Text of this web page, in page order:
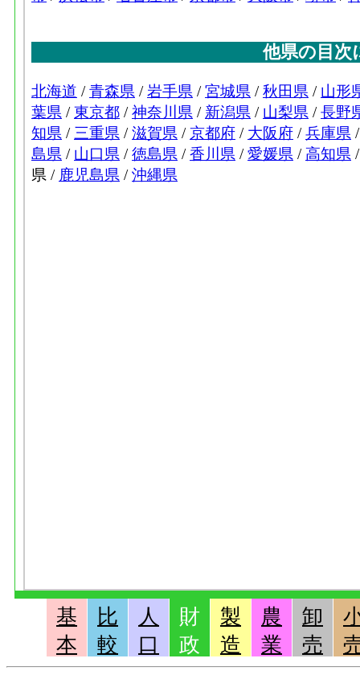
基
本
比
較
人
口
財
政
製
造
農
業
卸
売